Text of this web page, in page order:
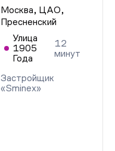
Москва, ЦАО,
Пресненский
Улица
1905
Года
12
минут
Застройщик
«Sminex»